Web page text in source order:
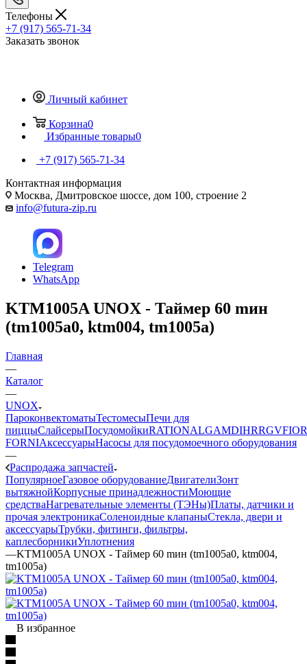
Телефоны
+7 (917) 565-71-34
Заказать звонок
Личный кабинет
Корзина0
Избранные товары0
+7 (917) 565-71-34
Контактная информация
Москва, Дмитровское шоссе, дом 100, строение 2
info@futura-zip.ru
Telegram
WhatsApp
KTM1005A UNOX - Таймер 60 mин
(tm1005a0, ktm004, tm1005a)
Главная
—
Каталог
—
UNOX
ПароконвектоматыТестомесыПечи для
пиццыСлайсерыПосудомойкиRATIONALGAMDIHRRGV
FORNIАксессуарыНасосы для посудомоечного оборудования
—
Распродажа запчастей
ПопулярноеГазовое оборудованиеДвигателиЗонт
вытяжнойКорпусные принадлежностиМоющие
средстваНагревательные элементы (ТЭНы)Платы, датчики и
прочая электроникаСоленоидные клапаныСтекла, двери и
аксессуарыТрубки, фитинги, фильтры,
каплесборникиУплотнения
—KTM1005A UNOX - Таймер 60 mин (tm1005a0, ktm004,
tm1005a)
В избранное